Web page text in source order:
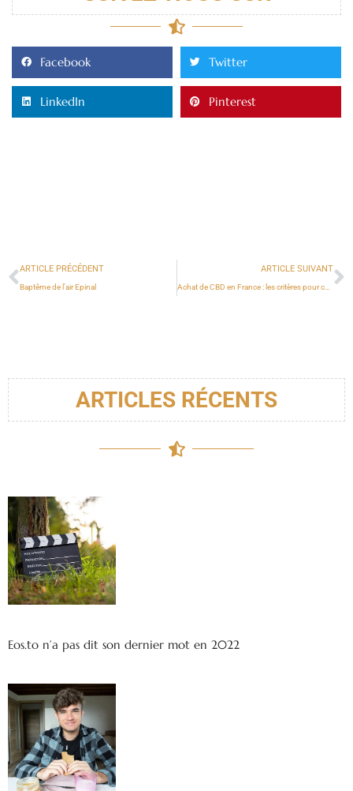
Facebook Twitter
LinkedIn Pinterest
ARTICLE PRÉCÉDENT
Baptême de l’air Epinal
ARTICLE SUIVANT
Achat de CBD en France : les critères pour choisir la boutique idéale
ARTICLES RÉCENTS
Eos.to n’a pas dit son dernier mot en 2022